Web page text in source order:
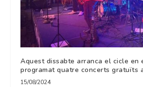
Aquest dissabte arranca el cicle en
programat quatre concerts gratuïts
15/08/2024